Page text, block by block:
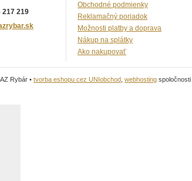
217 219
Obchodné podmienky
Reklamačný poriadok
Možnosti platby a doprava
Nákup na splátky
Ako nakupovať
Rybár • tvorba eshopu cez UNIobchod webhosting spoločnosti